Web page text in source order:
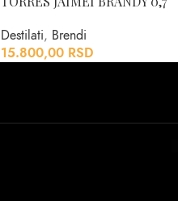
Destilati, Brendi
15.800,00 RSD